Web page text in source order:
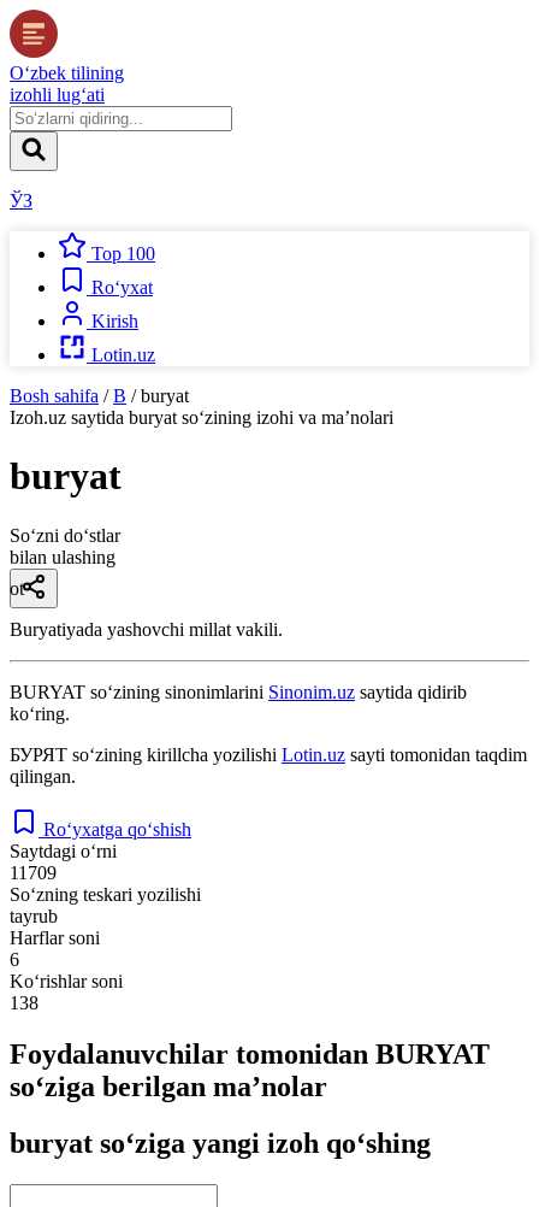
O‘zbek tilining
izohli lug‘ati
ЎЗ
Top 100
Ro‘yxat
Kirish
Lotin.uz
Bosh sahifa / B / buryat
Izoh.uz saytida buryat so‘zining izohi va ma’nolari
buryat
So‘zni do‘stlar
bilan ulashing
ot
Buryatiyada yashovchi millat vakili.
BURYAT so‘zining sinonimlarini Sinonim.uz saytida qidirib
ko‘ring.
БУРЯТ so‘zining kirillcha yozilishi Lotin.uz sayti tomonidan taqdim
qilingan.
Ro‘yxatga qo‘shish
Saytdagi o‘rni
11709
So‘zning teskari yozilishi
tayrub
Harflar soni
6
Ko‘rishlar soni
138
Foydalanuvchilar tomonidan BURYAT
so‘ziga berilgan ma’nolar
buryat so‘ziga yangi izoh qo‘shing